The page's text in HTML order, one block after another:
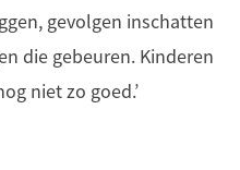
gevolgen inschatten
die gebeuren. Kinderen
niet zo goed.’